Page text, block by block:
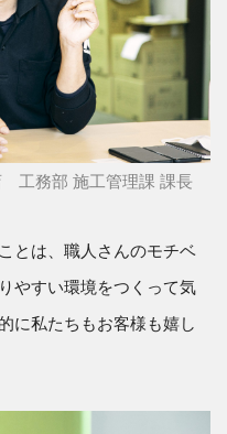
工務部 施工管理課 課長
とは、職人さんのモチベ
やすい環境をつくって気
に私たちもお客様も嬉し